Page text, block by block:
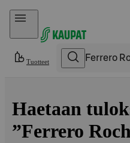
Hyppää sisältöön
Tuotteet
Haetaan
”Ferrero